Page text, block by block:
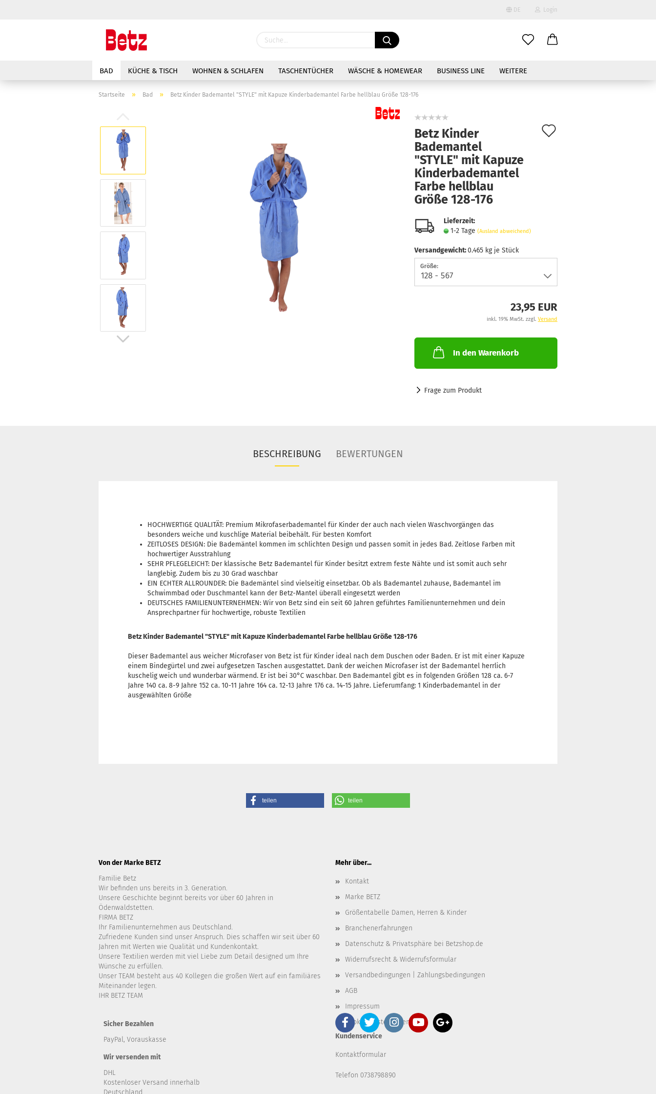
DE
Sprache auswählen
Login
Konto erstellen
Passwort vergessen?
BAD KÜCHE & TISCH WOHNEN & SCHLAFEN TASCHENTÜCHER WÄSCHE & HOMEWEAR BUSINESS LINE WEITERE
Startseite » Bad » Betz Kinder Bademantel "STYLE" mit Kapuze Kinderbademantel Farbe hellblau Größe 128-176
Betz Kinder
Bademantel
"STYLE" mit Kapuze
Kinderbademantel
Farbe hellblau
Größe 128-176
Lieferzeit:
1-2 Tage (Ausland abweichend)
Versandgewicht:0.465kg je Stück
Größe:
23,95 EUR
inkl. 19% MwSt. zzgl. Versand
In den Warenkorb
Frage zum Produkt
BESCHREIBUNG BEWERTUNGEN
HOCHWERTIGE QUALITÄT: Premium Mikrofaserbademantel für Kinder der auch nach vielen Waschvorgängen das
besonders weiche und kuschlige Material beibehält. Für besten Komfort
ZEITLOSES DESIGN: Die Bademäntel kommen im schlichten Design und passen somit in jedes Bad. Zeitlose Farben mit
hochwertiger Ausstrahlung
SEHR PFLEGELEICHT: Der klassische Betz Bademantel für Kinder besitzt extrem feste Nähte und ist somit auch sehr
langlebig. Zudem bis zu 30 Grad waschbar
EIN ECHTER ALLROUNDER: Die Bademäntel sind vielseitig einsetzbar. Ob als Bademantel zuhause, Bademantel im
Schwimmbad oder Duschmantel kann der Betz-Mantel überall eingesetzt werden
DEUTSCHES FAMILIENUNTERNEHMEN: Wir von Betz sind ein seit 60 Jahren geführtes Familienunternehmen und dein
Ansprechpartner für hochwertige, robuste Textilien
Betz Kinder Bademantel "STYLE" mit Kapuze Kinderbademantel Farbe hellblau Größe 128-176
Dieser Bademantel aus weicher Microfaser von Betz ist für Kinder ideal nach dem Duschen oder Baden. Er ist mit einer Kapuze
einem Bindegürtel und zwei aufgesetzen Taschen ausgestattet. Dank der weichen Microfaser ist der Bademantel herrlich
kuschelig weich und wunderbar wärmend. Er ist bei 30°C waschbar. Den Bademantel gibt es in folgenden Größen 128 ca. 6-7
Jahre 140 ca. 8-9 Jahre 152 ca. 10-11 Jahre 164 ca. 12-13 Jahre 176 ca. 14-15 Jahre. Lieferumfang: 1 Kinderbademantel in der
ausgewählten Größe
teilen teilen
Von der Marke BETZ
Familie Betz
Wir befinden uns bereits in 3. Generation.
Unsere Geschichte beginnt bereits vor über 60 Jahren in
Ödenwaldstetten.
FIRMA BETZ
Ihr Familienunternehmen aus Deutschland.
Zufriedene Kunden sind unser Anspruch. Dies schaffen wir seit über 60
Jahren mit Werten wie Qualität und Kundenkontakt.
Unsere Textilien werden mit viel Liebe zum Detail designed um Ihre
Wünsche zu erfüllen.
Unser TEAM besteht aus 40 Kollegen die großen Wert auf ein familiäres
Miteinander legen.
IHR BETZ TEAM
Mehr über...
Kontakt
Marke BETZ
Größentabelle Damen, Herren & Kinder
Branchenerfahrungen
Datenschutz & Privatsphäre bei Betzshop.de
Widerrufsrecht & Widerrufsformular
Versandbedingungen | Zahlungsbedingungen
AGB
Impressum
Cookie Einstellungen
Sicher Bezahlen
PayPal, Vorauskasse
Wir versenden mit
DHL
Kostenloser Versand innerhalb
Deutschland
Kundenservice
Kontaktformular
Telefon 0738798890